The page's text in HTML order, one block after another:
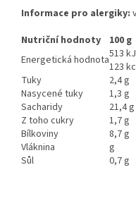
Informace pro alergiky:
Nutriční hodnoty
100 g
Energetická hodnota513 kJ
123
Tuky
2,4 g
Nasycené tuky
1,3 g
Sacharidy
21,4 g
Z toho cukry
1,7 g
Bílkoviny
8,7 g
Vláknina
g
Sůl
0,7 g